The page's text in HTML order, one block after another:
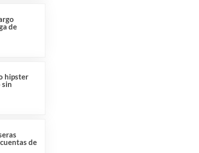
de
para
hipster
sin
la
de